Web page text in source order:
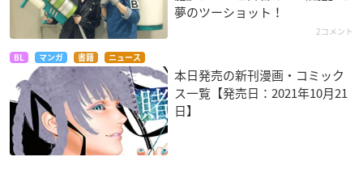
夢のツーショット！
2コメント
BL マンガ 書籍 ニュース
本日発売の新刊漫画・コミック
ス一覧【発売日：2021年10月21
日】